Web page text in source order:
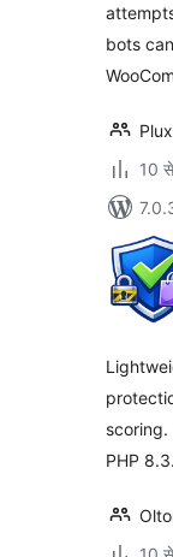
bots
10
scoring.
PHP